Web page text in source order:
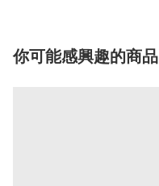
你可能感興趣的商品